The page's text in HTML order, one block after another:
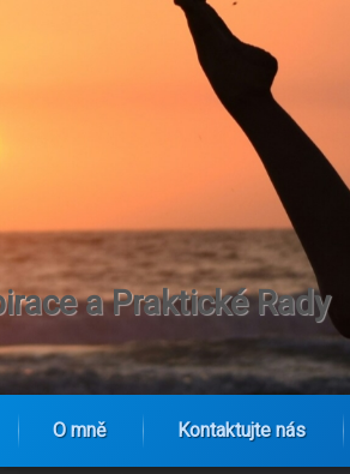
a Praktické Rady
O mně Kontaktujte nás